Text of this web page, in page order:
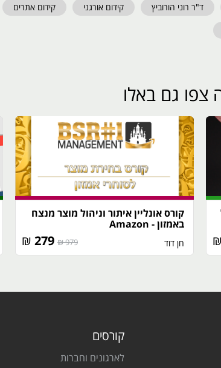
ד"ר רוני הורוביץ קידום אורגני קידום אתרים
צפו גם באלו
₪
קורס אונליין איתור וניהול מוצר מנצח
באמזון - Amazon
חן דוד 979 ₪
₪
קורסים
לארגונים וחברות